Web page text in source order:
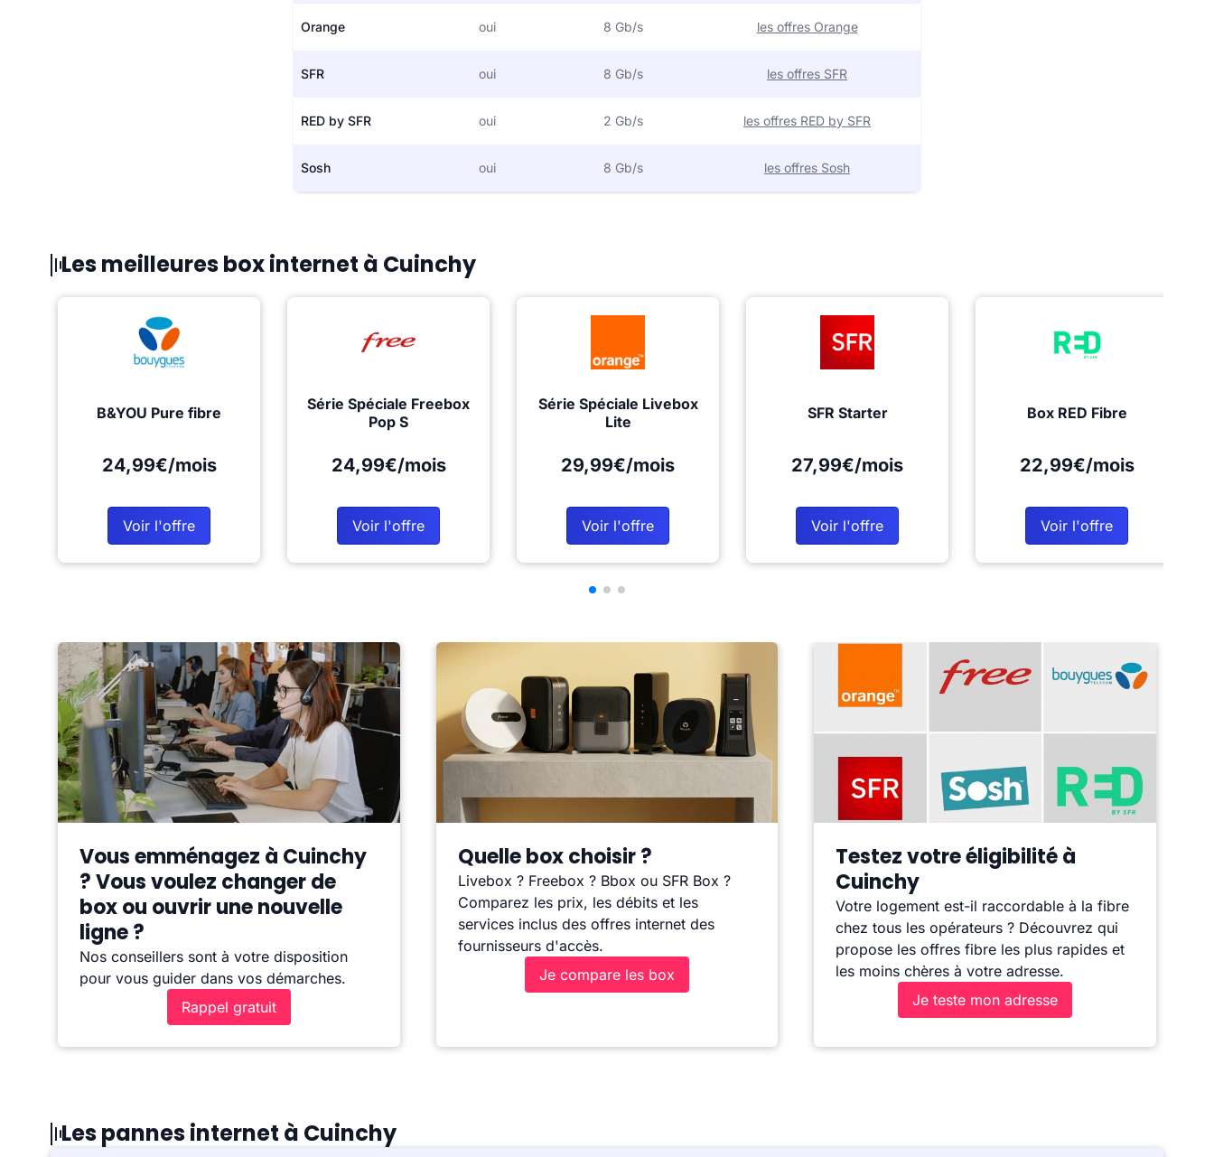
Orange oui 8 Gb/s les offres Orange
SFR oui 8 Gb/s les offres SFR
RED by SFR oui 2 Gb/s les offres RED by SFR
Sosh oui 8 Gb/s les offres Sosh
Les meilleures box internet à Cuinchy
B&YOU Pure fibre
24,99€/mois
Voir l'offre
Série Spéciale Freebox
Pop S
24,99€/mois
Voir l'offre
Série Spéciale Livebox
Lite
29,99€/mois
Voir l'offre
SFR Starter
27,99€/mois
Voir l'offre
Box RED Fibre
22,99€/mois
Voir l'offre
Vous emménagez à Cuinchy
? Vous voulez changer de
box ou ouvrir une nouvelle
ligne ?
Nos conseillers sont à votre disposition
pour vous guider dans vos démarches.
Rappel gratuit
Quelle box choisir ?
Livebox ? Freebox ? Bbox ou SFR Box ?
Comparez les prix, les débits et les
services inclus des offres internet des
fournisseurs d'accès.
Je compare les box
Testez votre éligibilité à
Cuinchy
Votre logement est-il raccordable à la fibre
chez tous les opérateurs ? Découvrez qui
propose les offres fibre les plus rapides et
les moins chères à votre adresse.
Je teste mon adresse
Les pannes internet à Cuinchy